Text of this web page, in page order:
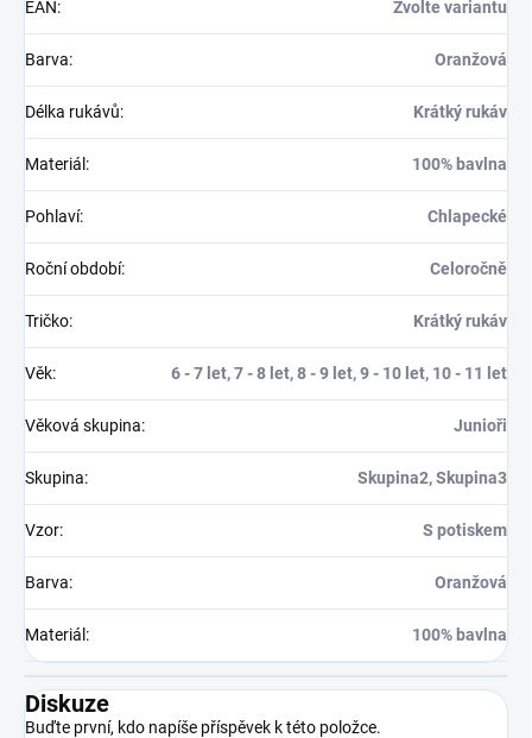
EAN: Zvolte variantu
Barva: Oranžová
Délka rukávů: Krátký rukáv
Materiál : 100% bavlna
Pohlaví: Chlapecké
Roční období: Celoročně
Tričko: Krátký rukáv
Věk: 6 - 7 let, 7 - 8 let, 8 - 9 let, 9 - 10 let, 10 - 11 let
Věková skupina: Junioři
Skupina: Skupina2, Skupina3
Vzor: S potiskem
Barva: Oranžová
Materiál : 100% bavlna
Diskuze
Buďte první, kdo napíše příspěvek k této položce.